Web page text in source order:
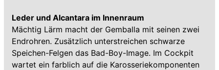
Leder und Alcantara im Innenraum
Mächtig Lärm macht der Gemballa mit seinen zwei
Endrohren. Zusätzlich unterstreichen schwarze
Speichen-Felgen das Bad-Boy-Image. Im Cockpit
wartet ein farblich auf die Karosseriekomponenten